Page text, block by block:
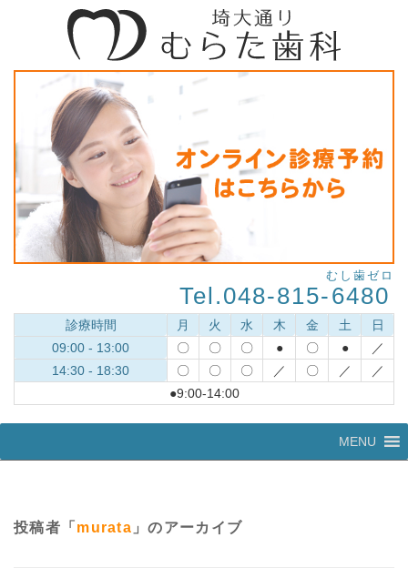
Tel.048-815-6480
むし歯ゼロ
診療時間 月 火 水 木 金 土
日
09:00 - 13:00
〇 〇 〇 ● 〇 ●
／
14:30 - 18:30
〇 〇 〇 ／ 〇 ／
／
●9:00-14:00
へ
MENU
投稿者「 murata 」のアーカイブ